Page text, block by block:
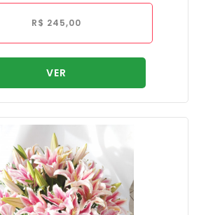
R$ 245,00
VER